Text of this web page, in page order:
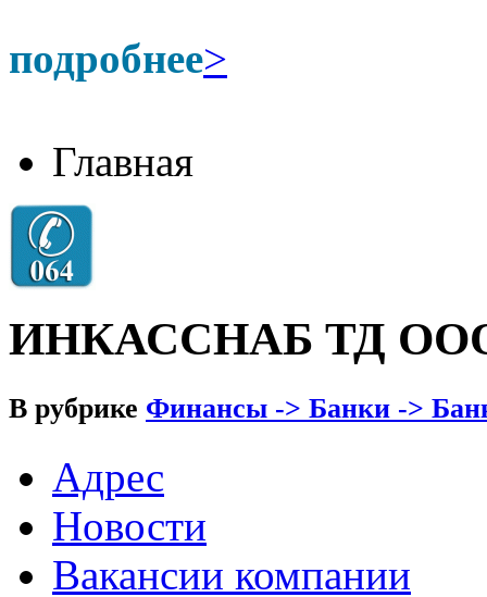
подробнее>
Главная
ИНКАССНАБ ТД
В рубрике Финансы -> Банки ->
Адрес
Новости
Вакансии компании